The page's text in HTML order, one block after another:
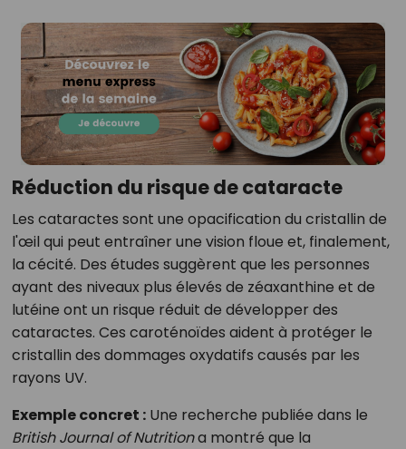
Réduction du risque de cataracte
Les cataractes sont une opacification du cristallin de
l'œil qui peut entraîner une vision floue et, finalement,
la cécité. Des études suggèrent que les personnes
ayant des niveaux plus élevés de zéaxanthine et de
lutéine ont un risque réduit de développer des
cataractes. Ces caroténoïdes aident à protéger le
cristallin des dommages oxydatifs causés par les
rayons UV.
Exemple concret :Une recherche publiée dans le
British Journal of Nutritiona montré que la